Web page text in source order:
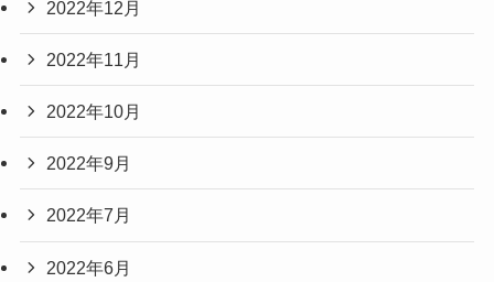
2022年12月
2022年11月
2022年10月
2022年9月
2022年7月
2022年6月